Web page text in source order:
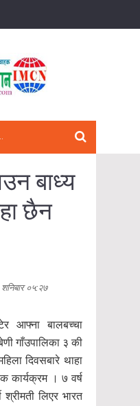
बाध्य
छैन
०५:२७
आफ्ना बालबच्चा
गाँउपालिका ३ की
दिवसबारे थाहा
कार्यक्रम । ७ वर्ष
श्रीमती लिएर भारत